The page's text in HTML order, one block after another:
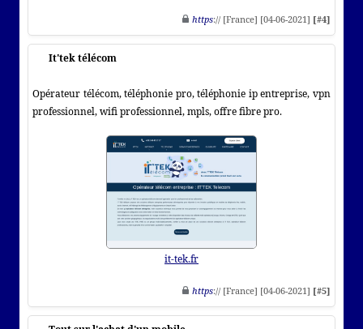
https:// [France] [04-06-2021] [#4]
It'tek télécom
Opérateur télécom, téléphonie pro, téléphonie ip entreprise, vpn
professionnel, wifi professionnel, mpls, offre fibre pro.
it-tek.fr
https:// [France] [04-06-2021] [#5]